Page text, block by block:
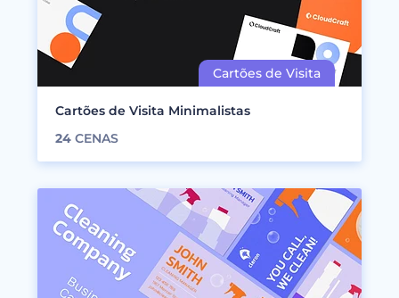
Cartões de Visita Minimalistas
24 CENAS